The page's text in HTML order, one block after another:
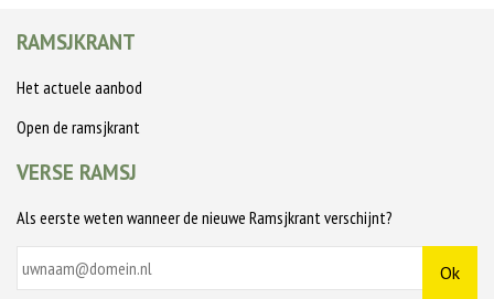
RAMSJKRANT
Het actuele aanbod
Open de ramsjkrant
VERSE RAMSJ
Als eerste weten wanneer de nieuwe Ramsjkrant verschijnt?